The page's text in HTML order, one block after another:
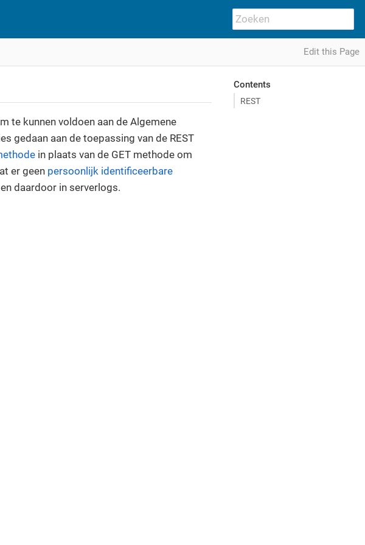
Edit this Page
Contents
REST
te kunnen voldoen aan de Algemene
gedaan aan de toepassing van de REST
in plaats van de GET methode om
er geen persoonlijk identificeerbare
daardoor in serverlogs.